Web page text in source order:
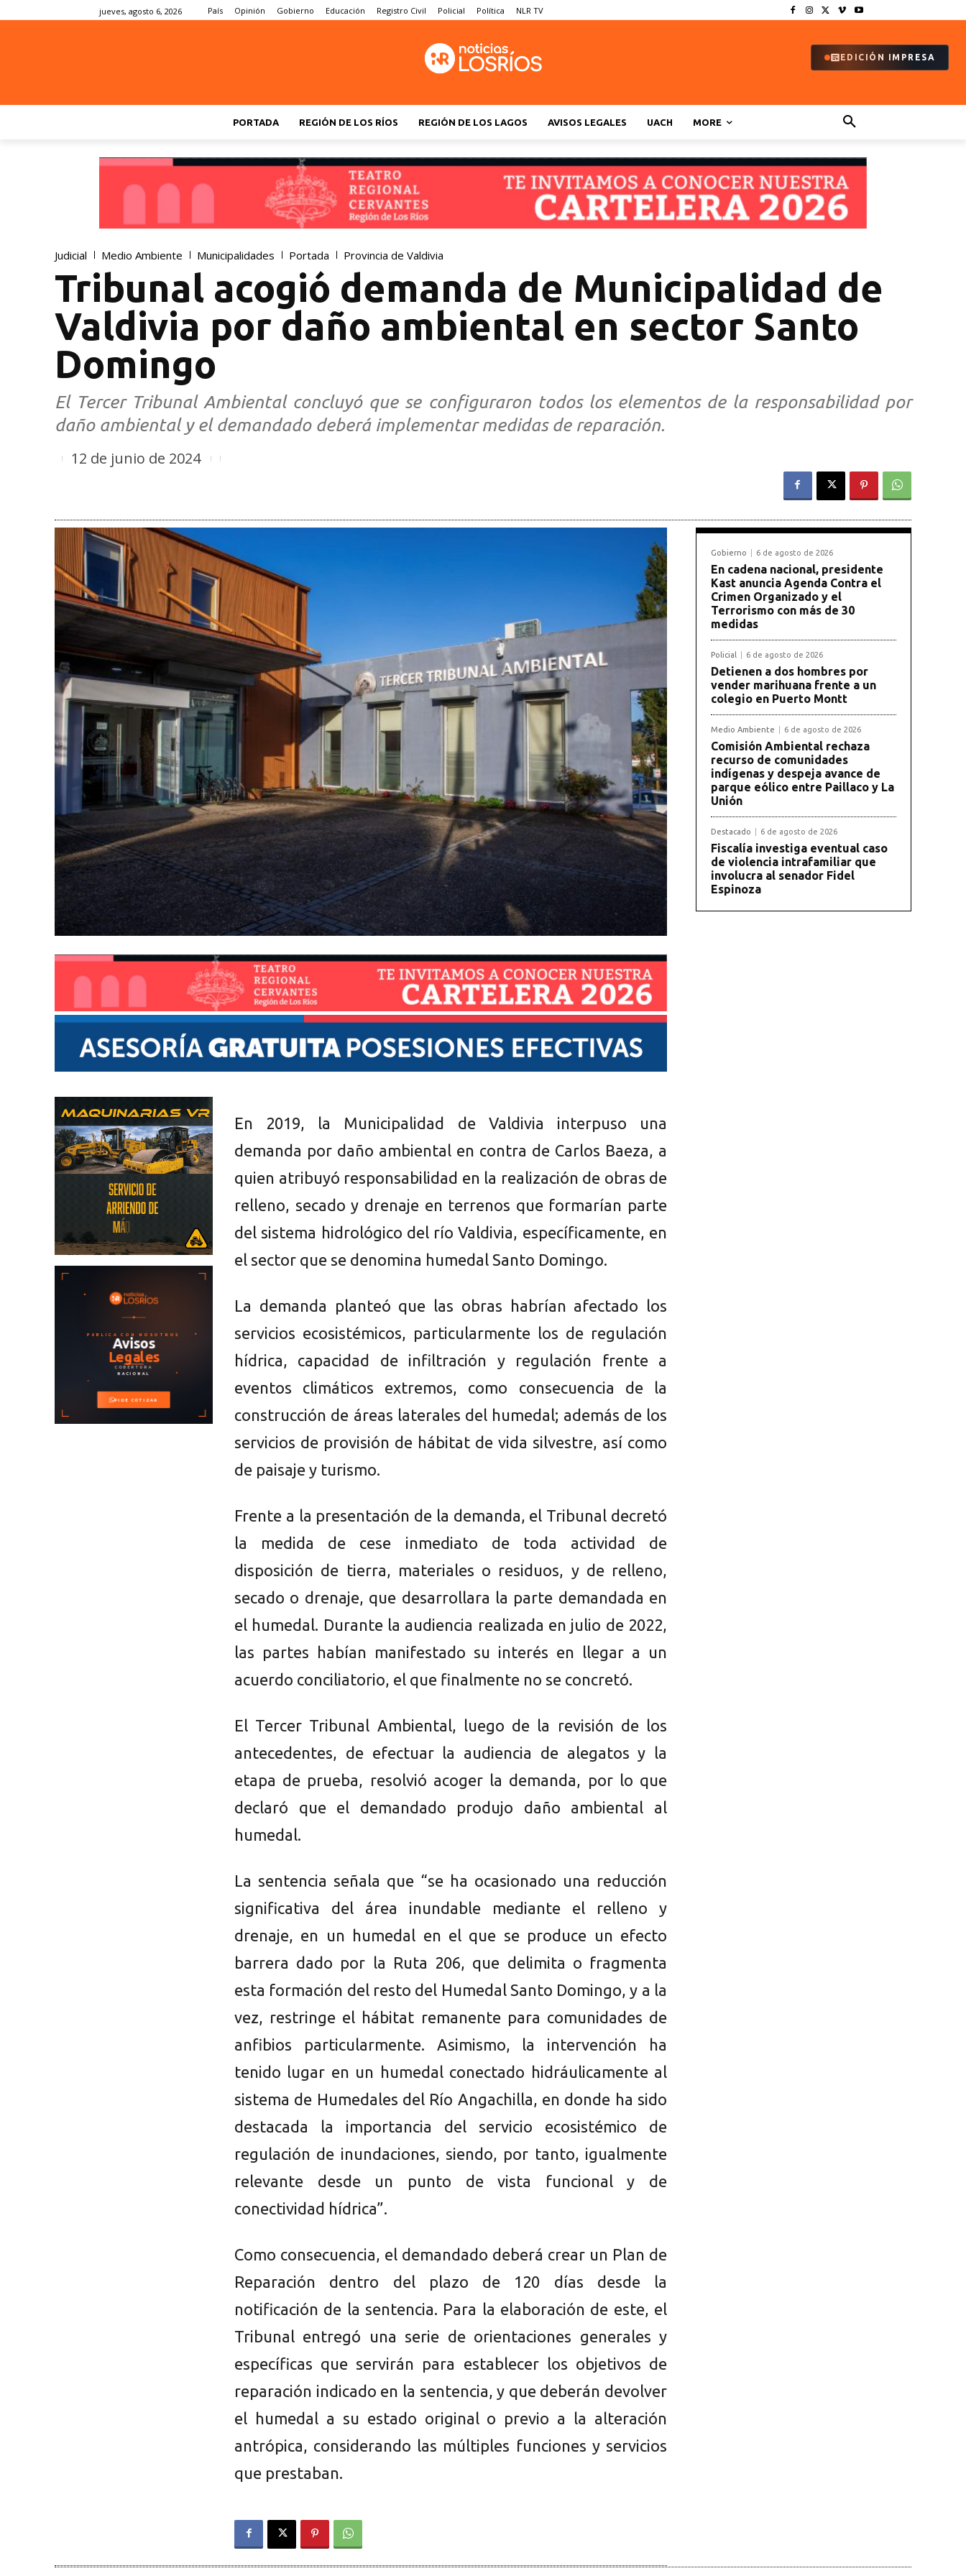
jueves, agosto 6, 2026 País Opinión Gobierno Educación Registro Civil Policial Política NLR TV
EDICIÓN IMPRESA
PORTADA REGIÓN DE LOS RÍOS REGIÓN DE LOS LAGOS AVISOS LEGALES UACH MORE
Judicial Medio Ambiente Municipalidades Portada Provincia de Valdivia
Tribunal acogió demanda de Municipalidad de
Valdivia por daño ambiental en sector Santo
Domingo
El Tercer Tribunal Ambiental concluyó que se configuraron todos los elementos de la responsabilidad por
daño ambiental y el demandado deberá implementar medidas de reparación.
12 de junio de 2024
En 2019, la Municipalidad de Valdivia interpuso una
demanda por daño ambiental en contra de Carlos Baeza, a
quien atribuyó responsabilidad en la realización de obras de
relleno, secado y drenaje en terrenos que formarían parte
del sistema hidrológico del río Valdivia, específicamente, en
el sector que se denomina humedal Santo Domingo.
La demanda planteó que las obras habrían afectado los
servicios ecosistémicos, particularmente los de regulación
hídrica, capacidad de infiltración y regulación frente a
eventos climáticos extremos, como consecuencia de la
construcción de áreas laterales del humedal; además de los
servicios de provisión de hábitat de vida silvestre, así como
de paisaje y turismo.
Frente a la presentación de la demanda, el Tribunal decretó
la medida de cese inmediato de toda actividad de
disposición de tierra, materiales o residuos, y de relleno,
secado o drenaje, que desarrollara la parte demandada en
el humedal. Durante la audiencia realizada en julio de 2022,
las partes habían manifestado su interés en llegar a un
acuerdo conciliatorio, el que finalmente no se concretó.
El Tercer Tribunal Ambiental, luego de la revisión de los
antecedentes, de efectuar la audiencia de alegatos y la
etapa de prueba, resolvió acoger la demanda, por lo que
declaró que el demandado produjo daño ambiental al
humedal.
La sentencia señala que “se ha ocasionado una reducción
significativa del área inundable mediante el relleno y
drenaje, en un humedal en el que se produce un efecto
barrera dado por la Ruta 206, que delimita o fragmenta
esta formación del resto del Humedal Santo Domingo, y a la
vez, restringe el hábitat remanente para comunidades de
anfibios particularmente. Asimismo, la intervención ha
tenido lugar en un humedal conectado hidráulicamente al
sistema de Humedales del Río Angachilla, en donde ha sido
destacada la importancia del servicio ecosistémico de
regulación de inundaciones, siendo, por tanto, igualmente
relevante desde un punto de vista funcional y de
conectividad hídrica”.
Como consecuencia, el demandado deberá crear un Plan de
Reparación dentro del plazo de 120 días desde la
notificación de la sentencia. Para la elaboración de este, el
Tribunal entregó una serie de orientaciones generales y
específicas que servirán para establecer los objetivos de
reparación indicado en la sentencia, y que deberán devolver
el humedal a su estado original o previo a la alteración
antrópica, considerando las múltiples funciones y servicios
que prestaban.
Gobierno 6 de agosto de 2026
En cadena nacional, presidente
Kast anuncia Agenda Contra el
Crimen Organizado y el
Terrorismo con más de 30
medidas
Policial 6 de agosto de 2026
Detienen a dos hombres por
vender marihuana frente a un
colegio en Puerto Montt
Medio Ambiente 6 de agosto de 2026
Comisión Ambiental rechaza
recurso de comunidades
indígenas y despeja avance de
parque eólico entre Paillaco y La
Unión
Destacado 6 de agosto de 2026
Fiscalía investiga eventual caso
de violencia intrafamiliar que
involucra al senador Fidel
Espinoza